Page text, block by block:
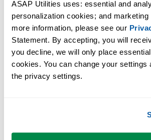
ASAP Utilities uses: essential and
personalization cookies; and
more information, please see our
Statement. By accepting, you will
you decline, we will only place
cookies. You can change your settings
the privacy settings.